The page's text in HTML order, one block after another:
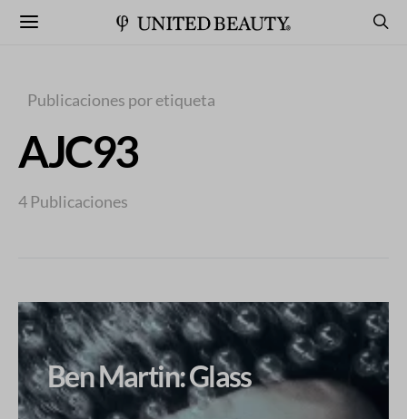
Publicaciones por etiqueta
AJC93
4 Publicaciones
Ben Martin: Glass